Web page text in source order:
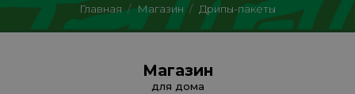
Главная / Магазин / Дрипы-пакеты
Магазин
для дома